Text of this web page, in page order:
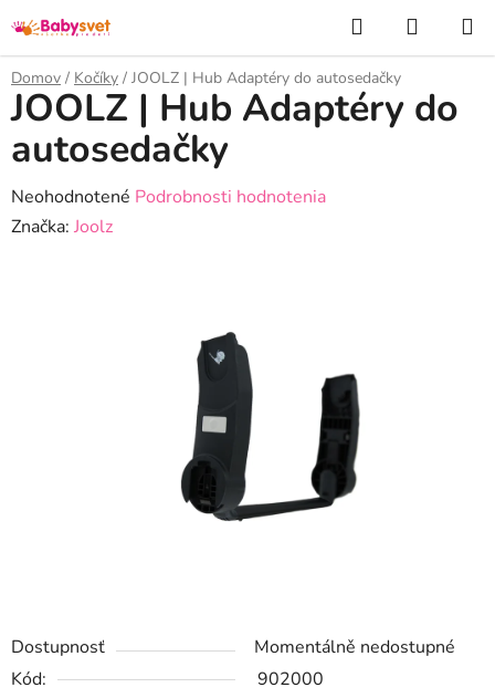
na
obsah
Hľadať
KOŠÍK
Domov / Kočíky / JOOLZ | Hub Adaptéry do autosedačky
Dostupnosť
Momentálně nedostupné
Kód:
902000
JOOLZ | Hub Adaptéry do
autosedačky
Priemerné
hodnotenie
Neohodnotené Podrobnosti hodnotenia
Značka: Joolz